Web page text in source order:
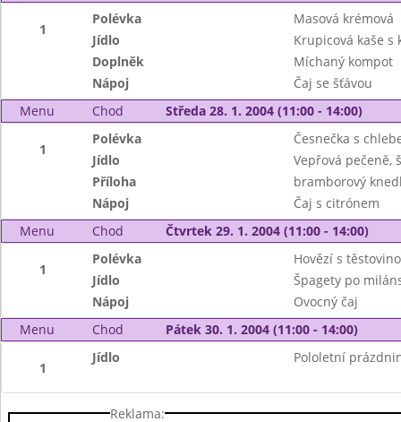
1
Polévka
Masová krémová
Jídlo
Krupicová kaše s
Doplněk
Míchaný kompot
Nápoj
Čaj se šťávou
Menu
Chod Středa 28. 1. 2004 (11:00 - 14:00)
1
Polévka
Česnečka s
Jídlo
Vepřová pečeně,
Příloha
bramborový
Nápoj
Čaj s citrónem
Menu
Chod Čtvrtek 29. 1. 2004 (11:00 - 14:00)
1
Polévka
Hovězí s
Jídlo
Špagety po
Nápoj
Ovocný čaj
Menu
Chod Pátek 30. 1. 2004 (11:00 - 14:00)
1
Jídlo Pololetní
Reklama: